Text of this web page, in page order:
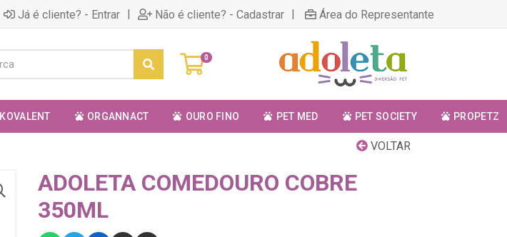
Já é cliente? - Entrar | Não é cliente? - Cadastrar | Área do Representante
0
KOVALENT ORGANNACT OURO FINO PET MED PET SOCIETY PROPETZ
VOLTAR
ADOLETA COMEDOURO COBRE
350ML